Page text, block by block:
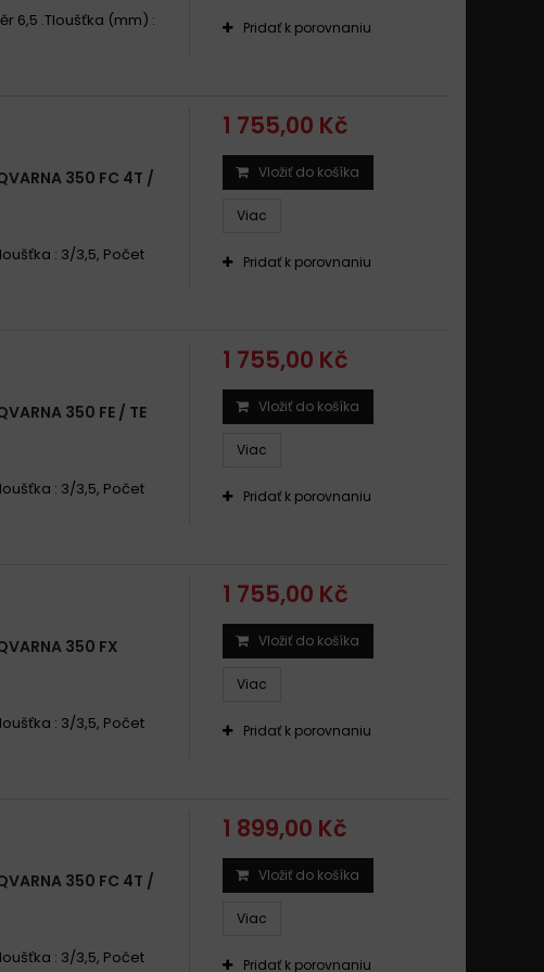
6,5 .Tloušťka (mm) :
Pridať k porovnaniu
350 FC 4T /
: 3/3,5, Počet
1 755,00 Kč
Vložiť do košíka
Viac
Pridať k porovnaniu
350 FE / TE
: 3/3,5, Počet
1 755,00 Kč
Vložiť do košíka
Viac
Pridať k porovnaniu
350 FX
: 3/3,5, Počet
1 755,00 Kč
Vložiť do košíka
Viac
Pridať k porovnaniu
350 FC 4T /
: 3/3,5, Počet
1 899,00 Kč
Vložiť do košíka
Viac
Pridať k porovnaniu